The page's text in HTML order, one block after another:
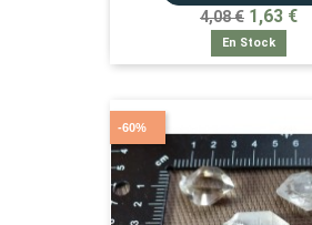
4,08 € 1,63 €
En Stock
-60%